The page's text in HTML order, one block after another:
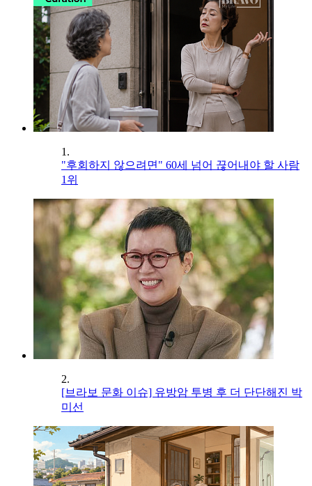
1.
"후회하지 않으려면" 60세 넘어 끊어내야 할 사람
1위
2.
[브라보 문화 이슈] 유방암 투병 후 더 단단해진 박
미선